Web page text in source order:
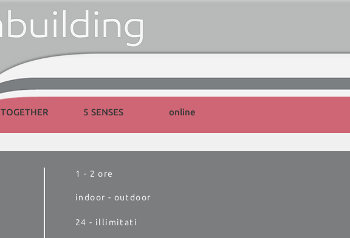
TOGETHER 5 SENSES online
1 - 2 ore
indoor - outdoor
24 - illimitati